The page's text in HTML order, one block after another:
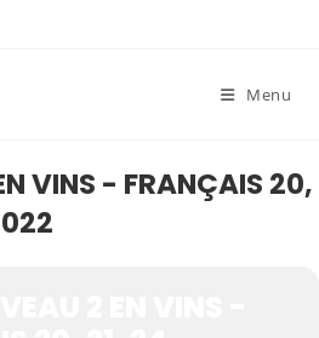
Menu
VINS - FRANÇAIS 20,